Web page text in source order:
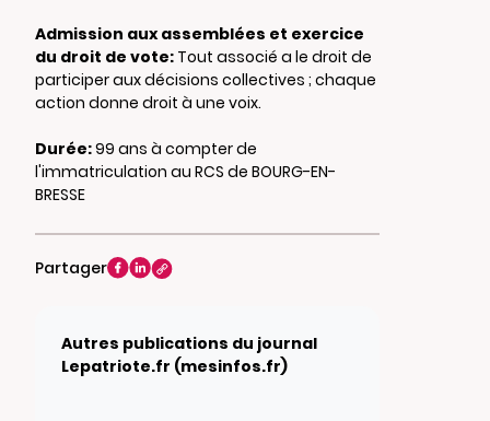
Admission aux assemblées et exercice
du droit de vote: Tout associé a le droit de
participer aux décisions collectives ; chaque
action donne droit à une voix.
Durée:99 ans à compter de
l'immatriculation au RCS de BOURG-EN-
BRESSE
Partager
Autres publications du journal
Lepatriote.fr (mesinfos.fr)